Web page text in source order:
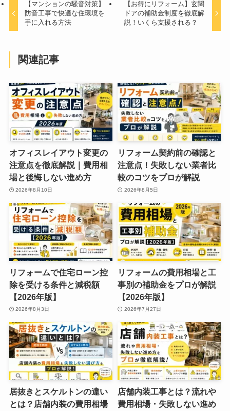
【マンションの騒音対策】
防音工事で快適な住環境を
手に入れる方法
【お得にリフォーム】玄関
ドアの補助金制度を徹底解
説！いくら支援される？
関連記事
オフィスレイアウト変更の
注意点を徹底解説｜費用相
場と後悔しない進め方
2026年8月10日
リフォーム契約前の確認と
注意点！失敗しない業者比
較のコツをプロが解説
2026年8月5日
リフォームで住宅ローン控
除を受ける条件と減税額
【2026年版】
2026年8月3日
リフォームの費用相場と工
事別の補助金をプロが解説
【2026年版】
2026年7月27日
居抜きとスケルトンの違い
とは？店舗内装の費用相場
店舗内装工事とは？流れや
費用相場・失敗しない進め